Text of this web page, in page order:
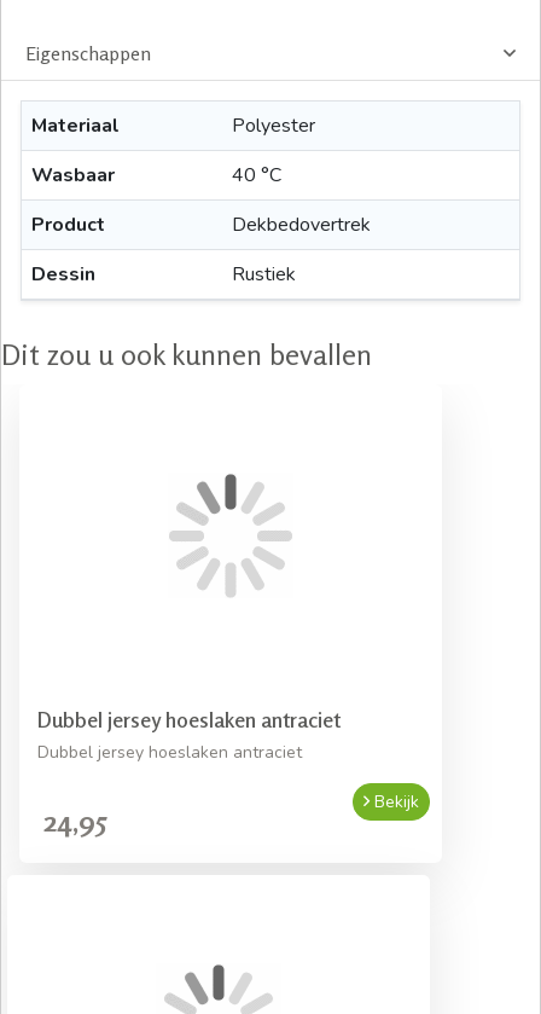
Eigenschappen
Materiaal
Polyester
Wasbaar
40 °C
Product
Dekbedovertrek
Dessin
Rustiek
Dit zou u ook kunnen bevallen
Dubbel jersey hoeslaken antraciet
Dubbel jersey hoeslaken antraciet
24,95
Bekijk